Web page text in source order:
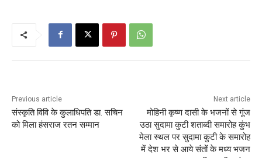
Previous article
संस्कृति विवि के कुलाधिपति डा. सचिन
को मिला हंसराज रतन सम्मान
Next article
मोहिनी कृष्ण दासी के भजनों से गूंज
उठा सुदामा कुटी शताब्दी समारोह कुंभ
मेला स्थल पर सुदामा कुटी के समारोह
में देश भर से आये संतों के मध्य भजन